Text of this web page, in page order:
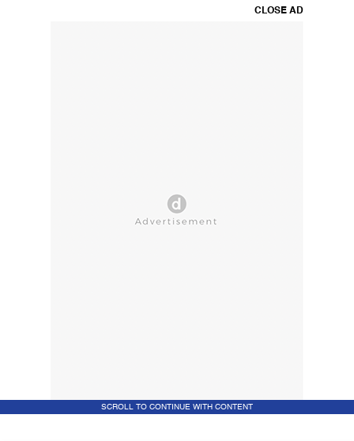
CLOSE AD
SCROLL TO CONTINUE WITH CONTENT